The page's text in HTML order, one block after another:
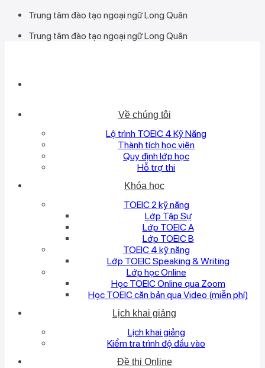
Trung tâm đào tạo ngoại ngữ Long Quân
Trung tâm đào tạo ngoại ngữ Long Quân
Về chúng tôi
Lộ trình TOEIC 4 Kỹ Năng
Thành tích học viên
Quy định lớp học
Hỗ trợ thi
Khóa học
TOEIC 2 kỹ năng
Lớp Tập Sự
Lớp TOEIC A
Lớp TOEIC B
TOEIC 4 kỹ năng
Lớp TOEIC Speaking & Writing
Lớp học Online
Học TOEIC Online qua Zoom
Học TOEIC căn bản qua Video (miễn phí)
Lịch khai giảng
Lịch khai giảng
Kiểm tra trình độ đầu vào
Đề thi Online